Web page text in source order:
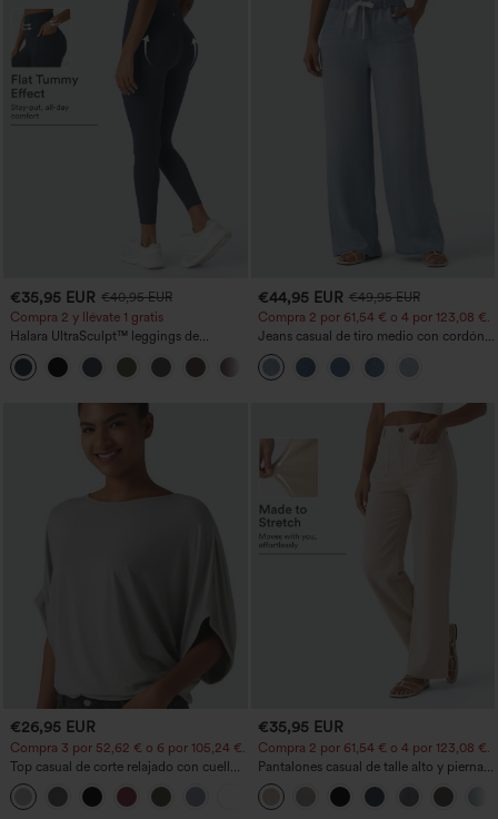
€35,95 EUR €40,95 EUR
Compra 2 y llévate 1 gratis
Halara UltraSculpt™ leggings de
entrenamiento moldeadores de talle alto
con fruncido trasero que realza los
glúteos, control de abdomen y bolsillos
+11
€44,95 EUR €49,95 EUR
Compra 2 por 61,54 € o 4 por 123,08 €.
Jeans casual de tiro medio con cordón y
bolsillos
€26,95 EUR
Compra 3 por 52,62 € o 6 por 105,24 €.
Top casual de corte relajado con cuello
redondo y mangas murciélago.
+1
€35,95 EUR
Compra 2 por 61,54 € o 4 por 123,08 €.
Pantalones casual de talle alto y pierna
recta con tacto de lino y bolsillos